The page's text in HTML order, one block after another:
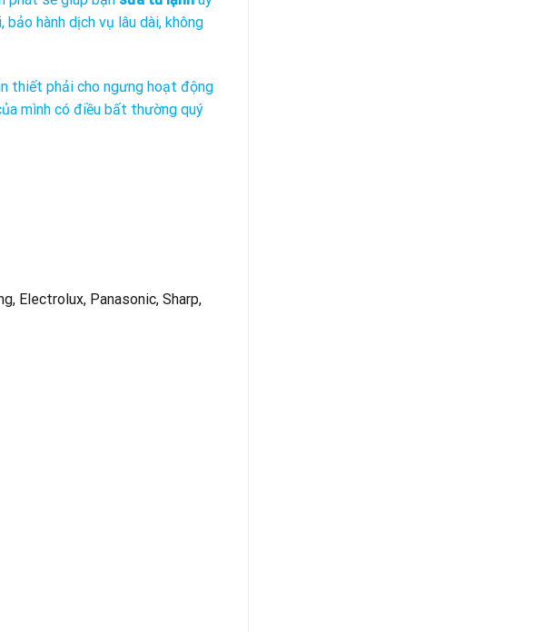
hành dịch vụ lâu dài, không
thiết phải cho ngưng hoạt động
mình có điều bất thường quý
Electrolux, Panasonic, Sharp,